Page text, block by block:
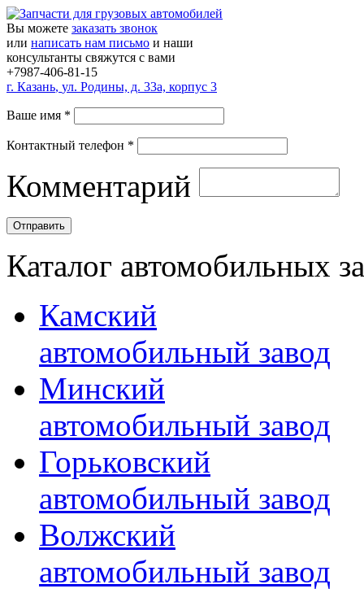
Вы можете заказать звонок
или написать нам письмо и наши
консультанты свяжутся с вами
+7987-406-81-15
г. Казань, ул. Родины, д. 33а, корпус 3
Ваше имя *
Контактный телефон *
Комментарий
Каталог автомобильных
Камский
автомобильный завод
Минский
автомобильный завод
Горьковский
автомобильный завод
Волжский
автомобильный завод